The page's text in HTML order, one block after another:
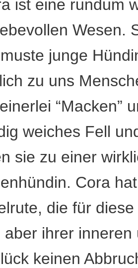
ist eine rundum
Wesen.
junge
zu uns
“Macken”
weiches Fell
sie zu einer
Cora
die für
aber ihrer
keinen